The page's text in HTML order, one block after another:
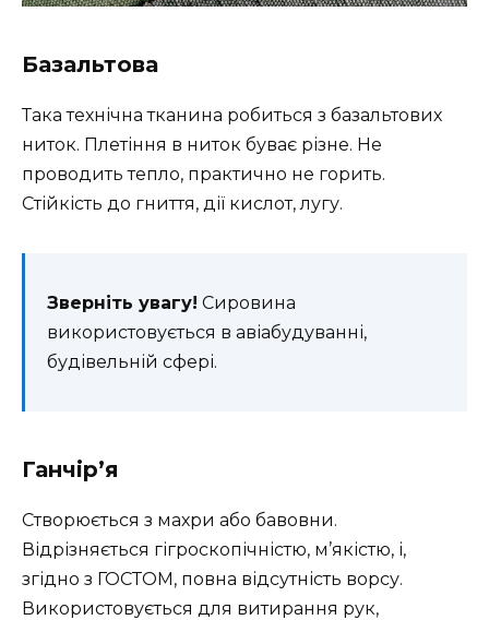
Базальтова
Така технічна тканина робиться з базальтових
ниток. Плетіння в ниток буває різне. Не
проводить тепло, практично не горить.
Стійкість до гниття, дії кислот, лугу.
Зверніть увагу! Сировина
використовується в авіабудуванні,
будівельній сфері.
Ганчір’я
Створюється з махри або бавовни.
Відрізняється гігроскопічністю, м’якістю, і,
згідно з ГОСТОМ, повна відсутність ворсу.
Використовується для витирання рук,